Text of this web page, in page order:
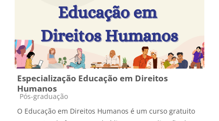
Especialização Educação em Direitos
Humanos
Categoria do curso
Pós-graduação
O Educação em Direitos Humanos é um curso gratuito